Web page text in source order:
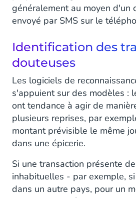
généralement au moyen d'un
envoyé par SMS sur le
Identification des
douteuses
Les logiciels de
s'appuient sur des modèles :
ont tendance à agir de
plusieurs reprises, par
montant prévisible le même
dans une épicerie.
Si une transaction présente
inhabituelles - par exemple,
dans un autre pays, pour un